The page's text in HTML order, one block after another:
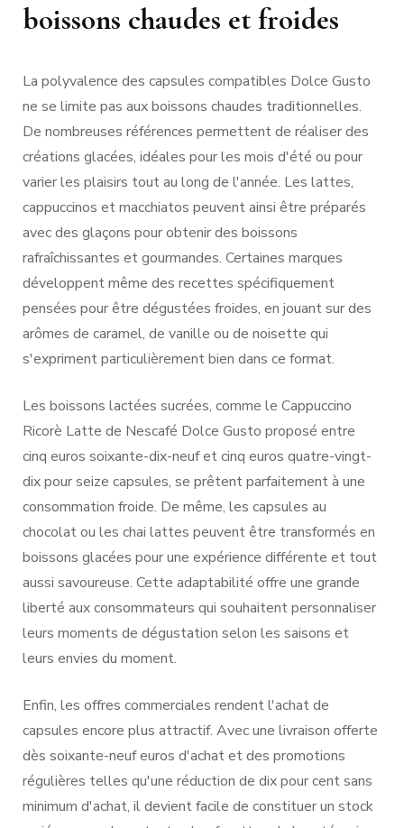
boissons chaudes et froides
La polyvalence des capsules compatibles Dolce Gusto
ne se limite pas aux boissons chaudes traditionnelles.
De nombreuses références permettent de réaliser des
créations glacées, idéales pour les mois d'été ou pour
varier les plaisirs tout au long de l'année. Les lattes,
cappuccinos et macchiatos peuvent ainsi être préparés
avec des glaçons pour obtenir des boissons
rafraîchissantes et gourmandes. Certaines marques
développent même des recettes spécifiquement
pensées pour être dégustées froides, en jouant sur des
arômes de caramel, de vanille ou de noisette qui
s'expriment particulièrement bien dans ce format.
Les boissons lactées sucrées, comme le Cappuccino
Ricorè Latte de Nescafé Dolce Gusto proposé entre
cinq euros soixante-dix-neuf et cinq euros quatre-vingt-
dix pour seize capsules, se prêtent parfaitement à une
consommation froide. De même, les capsules au
chocolat ou les chai lattes peuvent être transformés en
boissons glacées pour une expérience différente et tout
aussi savoureuse. Cette adaptabilité offre une grande
liberté aux consommateurs qui souhaitent personnaliser
leurs moments de dégustation selon les saisons et
leurs envies du moment.
Enfin, les offres commerciales rendent l'achat de
capsules encore plus attractif. Avec une livraison offerte
dès soixante-neuf euros d'achat et des promotions
régulières telles qu'une réduction de dix pour cent sans
minimum d'achat, il devient facile de constituer un stock